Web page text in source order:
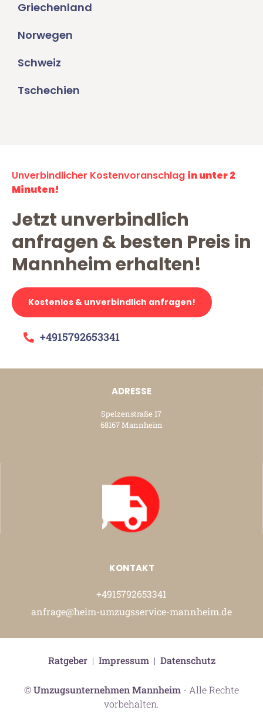
Griechenland
Norwegen
Schweiz
Tschechien
Unverbindlicher Kostenvoranschlag in unter 2
Minuten!
Jetzt unverbindlich
anfragen & besten Preis in
Mannheim erhalten!
Kostenlos & unverbindlich anfragen!
+4915792653341
ADRESSE
Spelzenstraße 17
68167 Mannheim
KONTAKT
+4915792653341
anfrage@heim-umzugsservice-mannheim.de
©Umzugsunternehmen Mannheim - Alle Rechte
vorbehalten.
Ratgeber| Impressum| Datenschutz